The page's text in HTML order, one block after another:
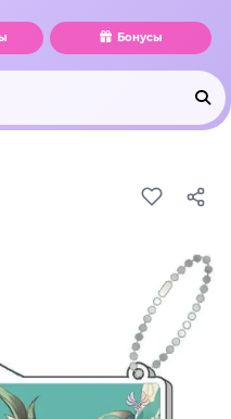
Бонусы